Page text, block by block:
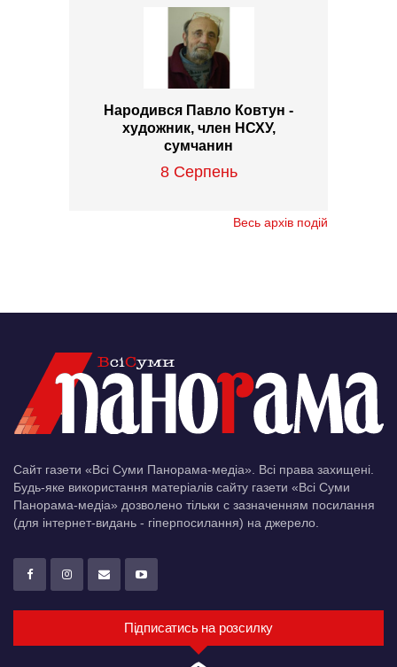
Народився Павло Ковтун -
художник, член НСХУ,
сумчанин
8 Серпень
Весь архів подій
Сайт газети «Всі Суми Панорама-медіа». Всі права захищені.
Будь-яке використання матеріалів сайту газети «Всі Суми
Панорама-медіа» дозволено тільки c зазначенням посилання
(для інтернет-видань - гіперпосилання) на джерело.
Підписатись на розсилку